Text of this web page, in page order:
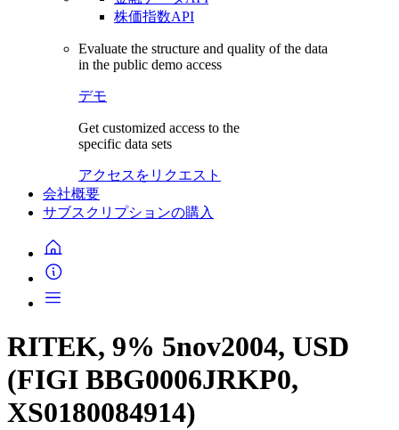
株価指数API
Evaluate the structure and quality of the data
in the public demo access
デモ
Get customized access to the
specific data sets
アクセスをリクエスト
会社概要
サブスクリプションの購入
RITEK, 9% 5nov2004, USD
(FIGI BBG0006JRKP0,
XS0180084914)